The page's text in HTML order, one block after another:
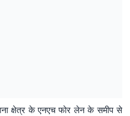
क्षेत्र के एनएच फोर लेन के समीप से